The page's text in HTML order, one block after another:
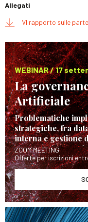
Allegati
VI rapporto sulle
WEBINAR / 17
La
Artificiale
Problematiche
strategiche, fra
interna e gestione
ZOOM MEETING
Offerte per iscrizioni